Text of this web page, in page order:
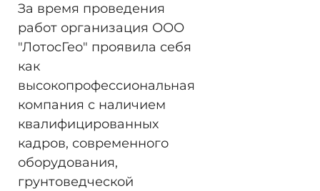
За время проведения
работ организация ООО
"ЛотосГео" проявила себя
как
высокопрофессиональная
компания с наличием
квалифицированных
кадров, современного
оборудования,
грунтоведческой